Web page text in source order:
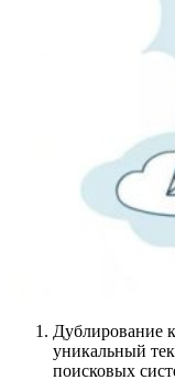
Дублирование
уникальный
поисковых